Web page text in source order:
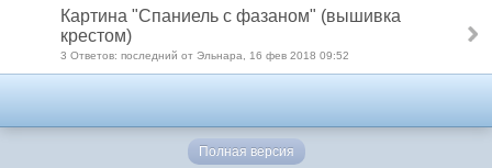
Картина "Спаниель с фазаном" (вышивка
крестом)
3 Ответов: последний от Эльнара, 16 фев 2018 09:52
Полная версия